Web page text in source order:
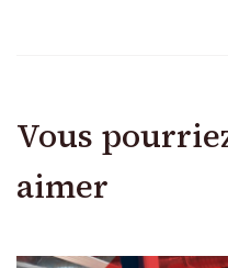
Vous
aimer